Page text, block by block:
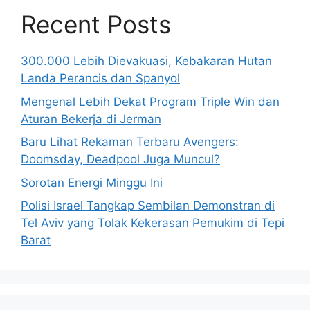
Recent Posts
300.000 Lebih Dievakuasi, Kebakaran Hutan
Landa Perancis dan Spanyol
Mengenal Lebih Dekat Program Triple Win dan
Aturan Bekerja di Jerman
Baru Lihat Rekaman Terbaru Avengers:
Doomsday, Deadpool Juga Muncul?
Sorotan Energi Minggu Ini
Polisi Israel Tangkap Sembilan Demonstran di
Tel Aviv yang Tolak Kekerasan Pemukim di Tepi
Barat